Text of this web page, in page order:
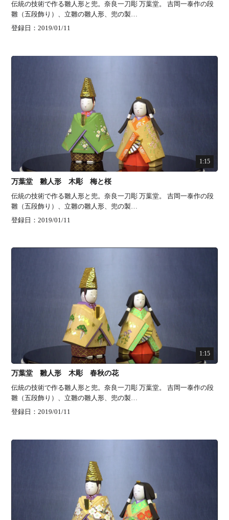
伝統の技術で作る雛人形と兜。奈良一刀彫 万葉堂。 吉岡一泰作の段
雛（五段飾り）、立雛の雛人形、兜の製…
登録日：2019/01/11
1:15
万葉堂 雛人形 木彫 梅と桜
伝統の技術で作る雛人形と兜。奈良一刀彫 万葉堂。 吉岡一泰作の段
雛（五段飾り）、立雛の雛人形、兜の製…
登録日：2019/01/11
1:15
万葉堂 雛人形 木彫 春秋の花
伝統の技術で作る雛人形と兜。奈良一刀彫 万葉堂。 吉岡一泰作の段
雛（五段飾り）、立雛の雛人形、兜の製…
登録日：2019/01/11